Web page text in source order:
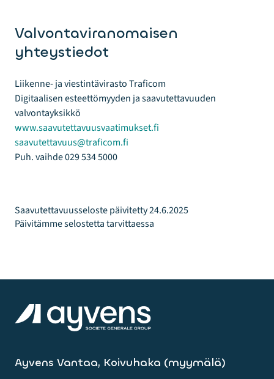
Valvontaviranomaisen
yhteystiedot
Liikenne- ja viestintävirasto Traficom
Digitaalisen esteettömyyden ja saavutettavuuden
valvontayksikkö
www.saavutettavuusvaatimukset.fi
saavutettavuus@traficom.fi
Puh. vaihde 029 534 5000
Saavutettavuusseloste päivitetty 24.6.2025
Päivitämme selostetta tarvittaessa
Ayvens Vantaa, Koivuhaka (myymälä)